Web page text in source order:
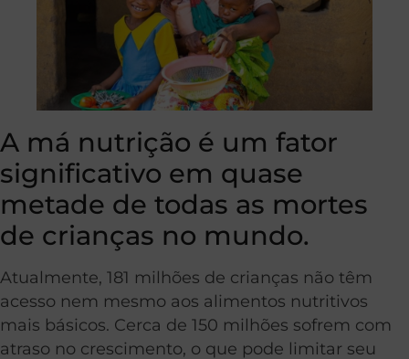
A má nutrição é um fator
significativo em quase
metade de todas as mortes
de crianças no mundo.
Atualmente, 181 milhões de crianças não têm
acesso nem mesmo aos alimentos nutritivos
mais básicos. Cerca de 150 milhões sofrem com
atraso no crescimento, o que pode limitar seu